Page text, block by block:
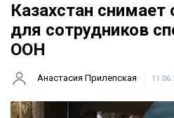
Казахстан снимает
для сотрудников
ООН
Анастасия Прилепская